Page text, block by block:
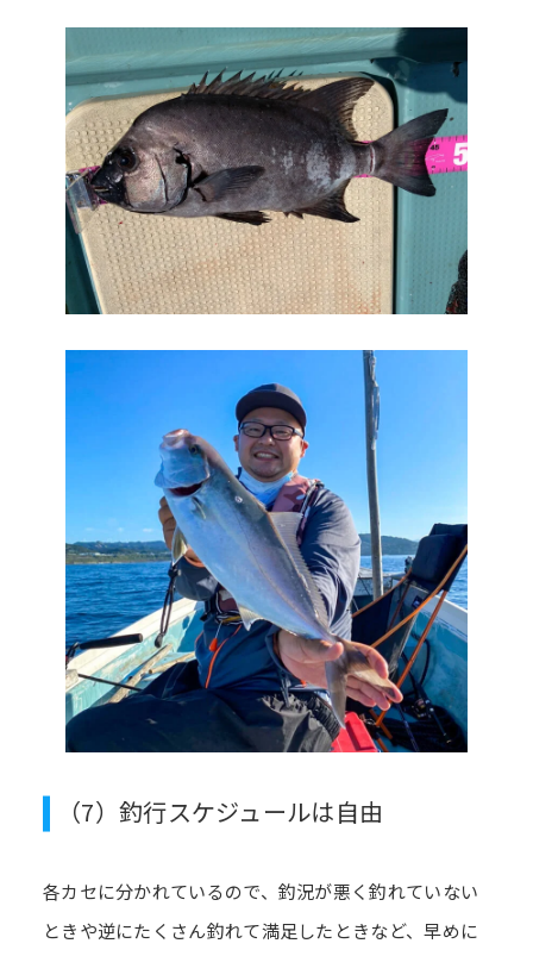
（7）釣行スケジュールは自由
各カセに分かれているので、釣況が悪く釣れていない
ときや逆にたくさん釣れて満足したときなど、早めに